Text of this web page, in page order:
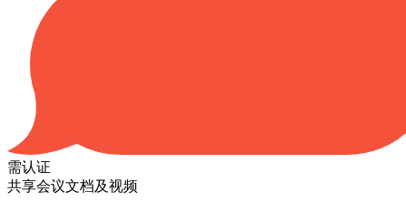
需认证
共享会议文档及视频